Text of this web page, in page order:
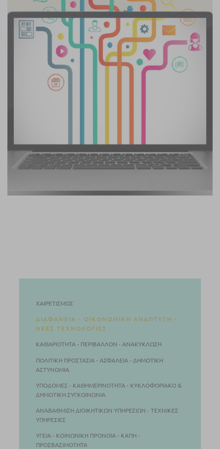
ΧΑΙΡΕΤΙΣΜΌΣ
ΔΙΑΦΆΝΕΙΑ - ΟΙΚΟΝΟΜΙΚΉ ΑΝΆΠΤΥΞΗ -
ΝΈΕΣ ΤΕΧΝΟΛΟΓΊΕΣ
ΚΑΘΑΡΙΌΤΗΤΑ - ΠΕΡΙΒΆΛΛΟΝ - ΑΝΑΚΎΚΛΩΣΗ
ΠΟΛΙΤΙΚΉ ΠΡΟΣΤΑΣΊΑ - ΑΣΦΆΛΕΙΑ - ΔΗΜΟΤΙΚΉ
ΑΣΤΥΝΟΜΊΑ
ΥΠΟΔΟΜΈΣ - ΚΑΘΗΜΕΡΙΝΌΤΗΤΑ - ΚΥΚΛΟΦΟΡΙΑΚΌ &
ΔΗΜΟΤΙΚΉ ΣΥΓΚΟΙΝΩΝΊΑ
ΑΝΑΒΆΘΜΙΣΗ ΔΙΟΙΚΗΤΙΚΏΝ ΥΠΗΡΕΣΙΏΝ - ΤΕΧΝΙΚΈΣ
ΥΠΗΡΕΣΊΕΣ
ΥΓΕΙΆ - ΚΟΙΝΩΝΙΚΉ ΠΡΌΝΟΙΑ - ΚΑΠΗ -
ΠΡΟΣΒΑΣΙΜΌΤΗΤΑ